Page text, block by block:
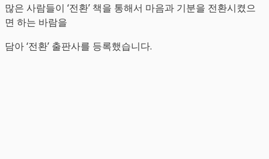
많은 사람들이 ‘전환’ 책을 통해서 마음과 기분을 전환시켰으
면 하는 바람을
담아 ‘전환’ 출판사를 등록했습니다.